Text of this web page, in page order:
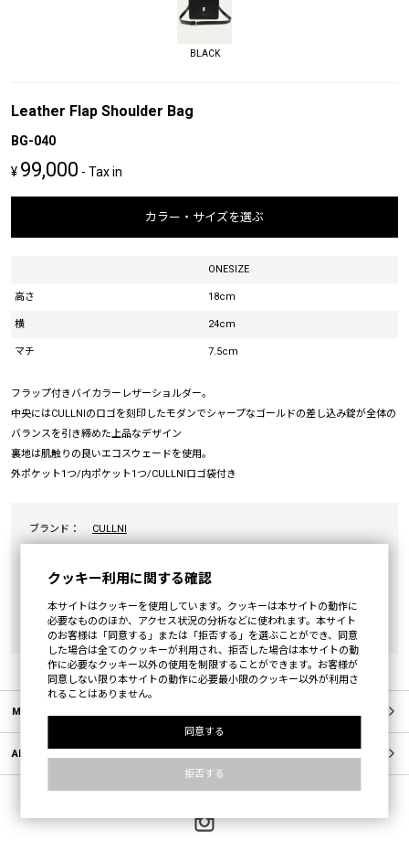
Leather Flap Shoulder Bag
BG-040
¥ 99,000 - Tax in
カラー・サイズを選ぶ
高さ
横
マチ
ONESIZE
18cm
24cm
7.5cm
フラップ付きバイカラーレザーショルダー。
中央にはCULLNIのロゴを刻印したモダンでシャープなゴールドの差し込み錠が全体の
バランスを引き締めた上品なデザイン
裏地は肌触りの良いエコスウェードを使用。
外ポケット1つ/内ポケット1つ/CULLNIロゴ袋付き
ブランド： CULLNI
素材： 表地:牛革(Body:Cow leather) 裏地:ポリエステル100%(Anothe
fabric:Polyester100%)
原産国： JAPAN
BLACK
MEMBERS
ABOUT US
クッキー利用に関する確認
本サイトはクッキーを使用しています。クッキーは本サイトの動作に
必要なもののほか、アクセス状況の分析などに使われます。本サイト
のお客様は「同意する」または「拒否する」を選ぶことができ、同意
した場合は全てのクッキーが利用され、拒否した場合は本サイトの動
作に必要なクッキー以外の使用を制限することができます。お客様が
同意しない限り本サイトの動作に必要最小限のクッキー以外が利用さ
れることはありません。
同意する
拒否する